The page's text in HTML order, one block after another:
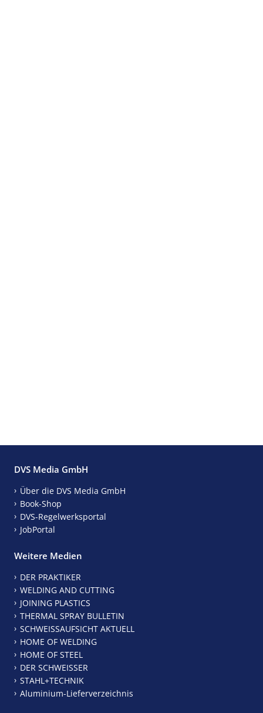
DVS Media GmbH
Über die DVS Media GmbH
Book-Shop
DVS-Regelwerksportal
JobPortal
Weitere Medien
DER PRAKTIKER
WELDING AND CUTTING
JOINING PLASTICS
THERMAL SPRAY BULLETIN
SCHWEISSAUFSICHT AKTUELL
HOME OF WELDING
HOME OF STEEL
DER SCHWEISSER
STAHL+TECHNIK
Aluminium-Lieferverzeichnis